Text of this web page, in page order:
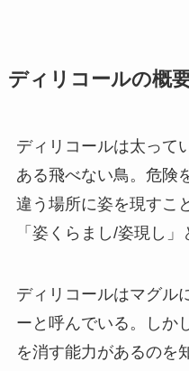
ディリコールの概
ディリコールは太って
ある飛べない鳥。危険
違う場所に姿を現すこ
「姿くらまし/姿現し」
ディリコールはマグル
ーと呼んでいる。しか
を消す能力があるのを